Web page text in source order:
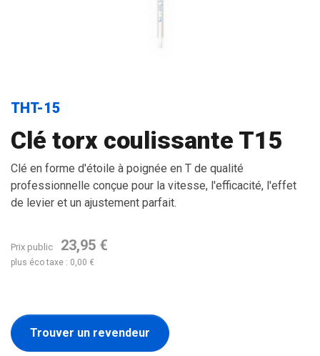
THT-15
Clé torx coulissante T15
Clé en forme d'étoile à poignée en T de qualité
professionnelle conçue pour la vitesse, l'efficacité, l'effet
de levier et un ajustement parfait.
Prix public 23,95 €
plus éco taxe : 0,00 €
Trouver un revendeur